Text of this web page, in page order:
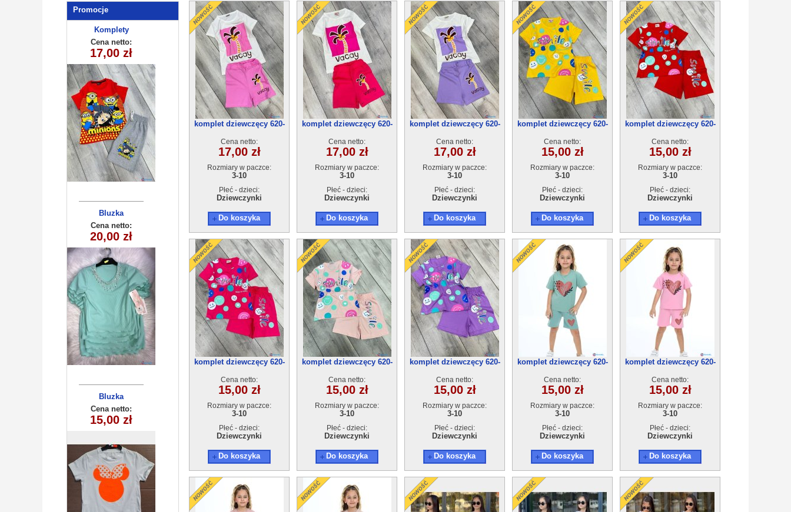
Promocje
Komplety
dziecięce
250510-3 (3-10
) 5szt
Cena netto:
17,00 zł
Bluzka
dziewczęca
(6-16) 6szt
Cena netto:
20,00 zł
Bluzka
dziecięca
180626-9(6-16)
6szt
Cena netto:
15,00 zł
Sukienka
dziewczęca
(4-14 ) 6szt
Cena netto:
27,00 zł
Komplety
dziecięce
(5-14 ) 5szt
Cena netto:
29,00 zł
Bluzka
dziecięca
180626-28(6-16)
6szt
Cena netto:
18,00 zł
komplet dziewczęcy 620-
Cena netto:
17,00 zł
Rozmiary w paczce:
3-10
Płeć - dzieci:
Dziewczynki
Do koszyka
komplet dziewczęcy 620-
Cena netto:
17,00 zł
Rozmiary w paczce:
3-10
Płeć - dzieci:
Dziewczynki
Do koszyka
komplet dziewczęcy 620-
Cena netto:
17,00 zł
Rozmiary w paczce:
3-10
Płeć - dzieci:
Dziewczynki
Do koszyka
komplet dziewczęcy 620-
Cena netto:
15,00 zł
Rozmiary w paczce:
3-10
Płeć - dzieci:
Dziewczynki
Do koszyka
komplet dziewczęcy 620-
Cena netto:
15,00 zł
Rozmiary w paczce:
3-10
Płeć - dzieci:
Dziewczynki
Do koszyka
komplet dziewczęcy 620-
Cena netto:
15,00 zł
Rozmiary w paczce:
3-10
Płeć - dzieci:
Dziewczynki
Do koszyka
komplet dziewczęcy 620-
Cena netto:
15,00 zł
Rozmiary w paczce:
3-10
Płeć - dzieci:
Dziewczynki
Do koszyka
komplet dziewczęcy 620-
Cena netto:
15,00 zł
Rozmiary w paczce:
3-10
Płeć - dzieci:
Dziewczynki
Do koszyka
komplet dziewczęcy 620-
Cena netto:
15,00 zł
Rozmiary w paczce:
3-10
Płeć - dzieci:
Dziewczynki
Do koszyka
komplet dziewczęcy 620-
Cena netto:
15,00 zł
Rozmiary w paczce:
3-10
Płeć - dzieci:
Dziewczynki
Do koszyka